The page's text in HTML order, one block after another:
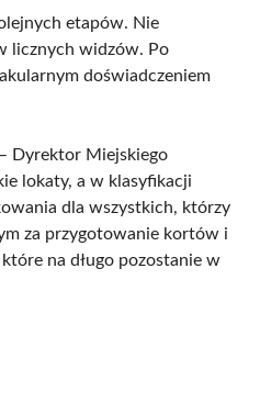
etapów. Nie
licznych widzów. Po
doświadczeniem
Dyrektor Miejskiego
lokaty, a w klasyfikacji
dla wszystkich, którzy
za przygotowanie kortów i
na długo pozostanie w